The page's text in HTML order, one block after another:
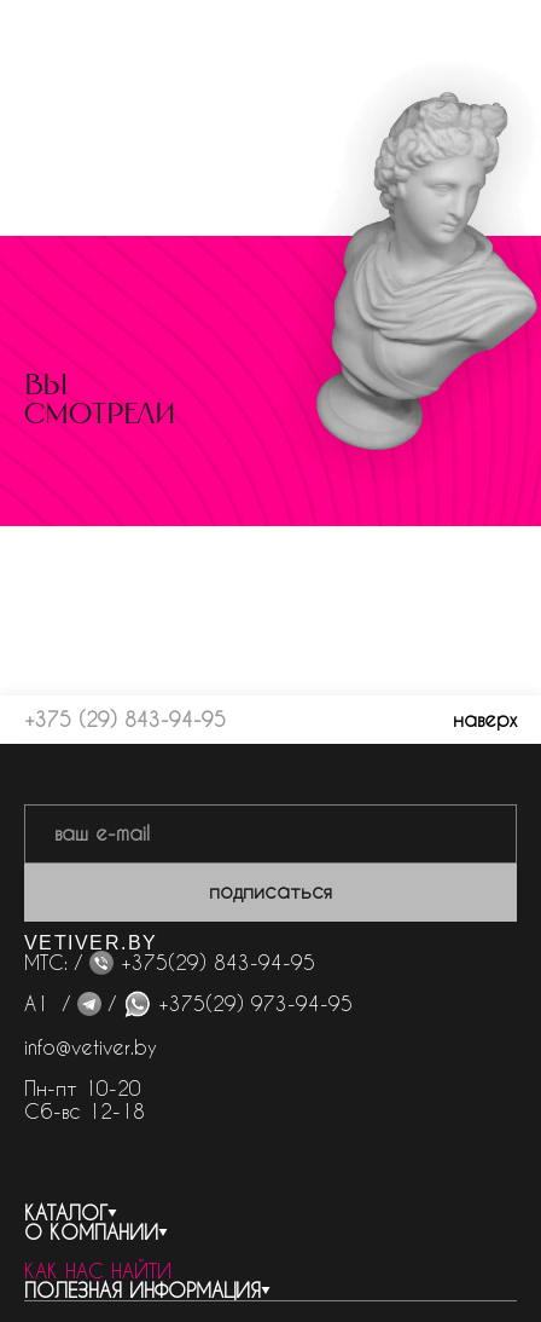
вы
смотрели
+375 (29) 843-94-95 наверх
подписаться
VETIVER.BY
МТС: /
+375(29) 843-94-95
А1 /
/
+375(29) 973-94-95
info@vetiver.by
Пн-пт 10-20
Сб-вс 12-18
КАТАЛОГ
весь каталог
бренды
женская парфюмерия
О КОМПАНИИ
контакты
о компании
КАК НАС НАЙТИ
ПОЛЕЗНАЯ ИНФОРМАЦИЯ